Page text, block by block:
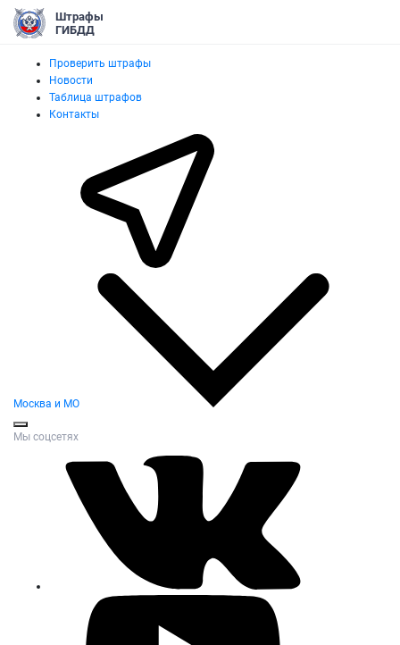
Штрафы
ГИБДД
Проверить штрафы
Новости
Таблица штрафов
Контакты
Москва и МО
Мы соцсетях